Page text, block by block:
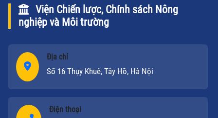
Viện Chiến lược, Chính sách Nông
nghiệp và Môi trường
Địa chỉ
Số 16 Thụy Khuê, Tây Hồ, Hà Nội
Điện thoại